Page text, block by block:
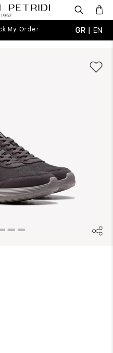
My Order GR | EN